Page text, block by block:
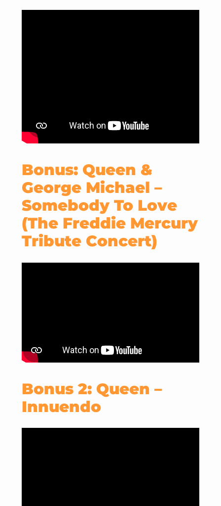
Bonus: Queen &
George Michael –
Somebody To Love
(The Freddie Mercury
Tribute Concert)
Bonus 2: Queen –
Innuendo